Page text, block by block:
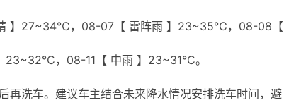
】27~34℃，08-07【 雷阵雨 】23~35℃，08-08【
，08-11【 中雨 】23~31℃。
再洗车。建议车主结合未来降水情况安排洗车时间，避